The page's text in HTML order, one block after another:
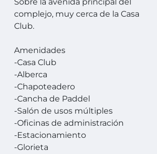
Sobre la avenida principal del
complejo, muy cerca de la Casa
Club.
Amenidades
-Casa Club
-Alberca
-Chapoteadero
-Cancha de Paddel
-Salón de usos múltiples
-Oficinas de administración
-Estacionamiento
-Glorieta